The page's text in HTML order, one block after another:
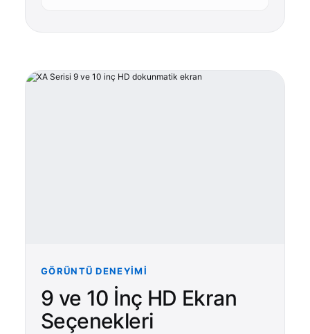
GÖRÜNTÜ DENEYIMI
9 ve 10 İnç HD Ekran
Seçenekleri